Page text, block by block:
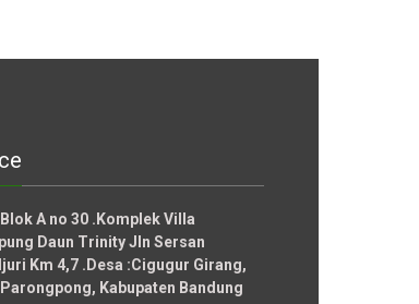
A no 30 .Komplek Villa
Daun Trinity Jln Sersan
Km 4,7 .Desa :Cigugur Girang,
Parongpong, Kabupaten Bandung